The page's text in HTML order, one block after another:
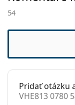
Čistiaca
Ostatné
Typ:
54
Pridať otázku
VHE813 0780